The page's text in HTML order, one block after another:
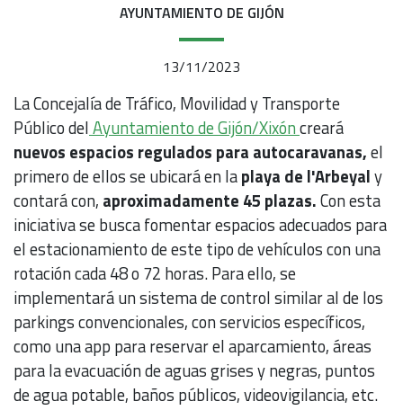
AYUNTAMIENTO DE GIJÓN
13/11/2023
La Concejalía de Tráfico, Movilidad y Transporte
Público delAyuntamiento de Gijón/Xixóncreará
nuevos espacios regulados para autocaravanas,el
primero de ellos se ubicará en laplaya de l'Arbeyaly
contará con, aproximadamente 45 plazas.Con esta
iniciativa se busca fomentar espacios adecuados para
el estacionamiento de este tipo de vehículos con una
rotación cada 48 o 72 horas. Para ello, se
implementará un sistema de control similar al de los
parkings convencionales, con servicios específicos,
como una app para reservar el aparcamiento, áreas
para la evacuación de aguas grises y negras, puntos
de agua potable, baños públicos, videovigilancia, etc.